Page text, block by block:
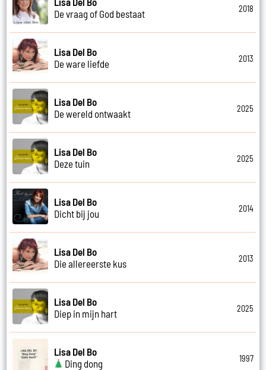
De vraag of God bestaat
2018
Lisa Del Bo
De ware liefde
2013
Lisa Del Bo
De wereld ontwaakt
2025
Lisa Del Bo
Deze tuin
2025
Lisa Del Bo
Dicht bij jou
2014
Lisa Del Bo
Die allereerste kus
2013
Lisa Del Bo
Diep in mijn hart
2025
Lisa Del Bo
Ding dong
1997